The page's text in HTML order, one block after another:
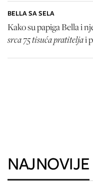
BELLA SA SELA
Kako su papiga Bella i
srca 75 tisuća pratiteljai
NAJNOVIJE